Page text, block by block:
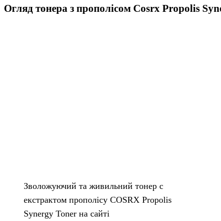
Огляд тонера з прополісом Cosrx Propolis
Зволожуючий та живильний тонер с
екстрактом прополісу COSRX Propolis
Synergy Toner на сайті